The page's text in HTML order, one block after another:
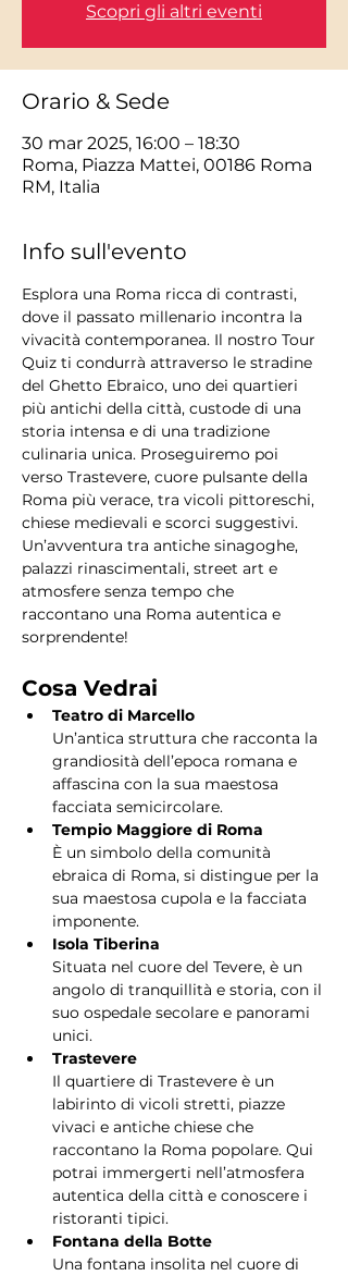
Scopri gli altri eventi
Orario & Sede
30 mar 2025, 16:00 – 18:30
Roma, Piazza Mattei, 00186 Roma
RM, Italia
Info sull'evento
Esplora una Roma ricca di contrasti,
dove il passato millenario incontra la
vivacità contemporanea. Il nostro Tour
Quiz ti condurrà attraverso le stradine
del Ghetto Ebraico, uno dei quartieri
più antichi della città, custode di una
storia intensa e di una tradizione
culinaria unica. Proseguiremo poi
verso Trastevere, cuore pulsante della
Roma più verace, tra vicoli pittoreschi,
chiese medievali e scorci suggestivi.
Un’avventura tra antiche sinagoghe,
palazzi rinascimentali, street art e
atmosfere senza tempo che
raccontano una Roma autentica e
sorprendente!
Cosa Vedrai
Teatro di Marcello
Un’antica struttura che racconta la
grandiosità dell’epoca romana e
affascina con la sua maestosa
facciata semicircolare.
Tempio Maggiore di Roma
È un simbolo della comunità
ebraica di Roma, si distingue per la
sua maestosa cupola e la facciata
imponente.
Isola Tiberina
Situata nel cuore del Tevere, è un
angolo di tranquillità e storia, con il
suo ospedale secolare e panorami
unici.
Trastevere
Il quartiere di Trastevere è un
labirinto di vicoli stretti, piazze
vivaci e antiche chiese che
raccontano la Roma popolare. Qui
potrai immergerti nell’atmosfera
autentica della città e conoscere i
ristoranti tipici.
Fontana della Botte
Una fontana insolita nel cuore di